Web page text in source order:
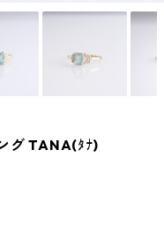
グ TANA(ﾀﾅ)